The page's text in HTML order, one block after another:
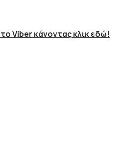
Viber κάνοντας κλικ εδώ!